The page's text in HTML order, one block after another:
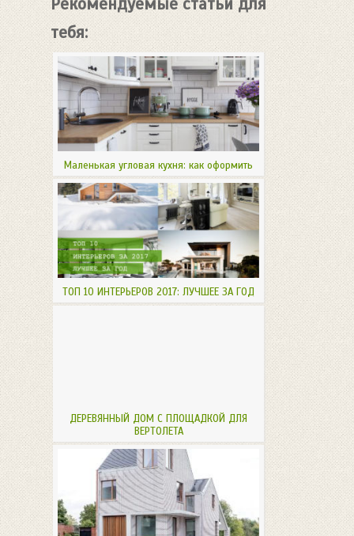
тебя:
Маленькая угловая кухня: как оформить
ТОП 10 ИНТЕРЬЕРОВ 2017: ЛУЧШЕЕ ЗА ГОД
ДЕРЕВЯННЫЙ ДОМ С ПЛОЩАДКОЙ ДЛЯ
ВЕРТОЛЕТА